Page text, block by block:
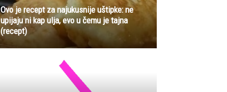
Ovo je recept za najukusnije uštipke: ne
upijaju ni kap ulja, evo u čemu je tajna
(recept)